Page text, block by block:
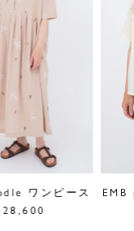
材は肌離れがよく、
、肩幅74cm、袖
ワンピース
EMB